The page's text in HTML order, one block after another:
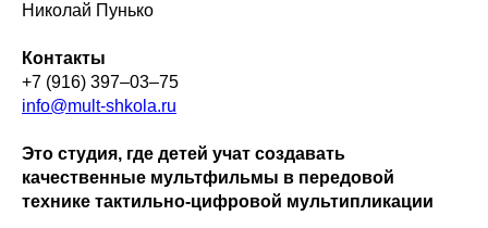
Николай Пунько
Контакты
+7 (916) 397–03–75
info@mult-shkola.ru
Это студия, где детей учат создавать
качественные мультфильмы в передовой
технике тактильно-цифровой мультипликации